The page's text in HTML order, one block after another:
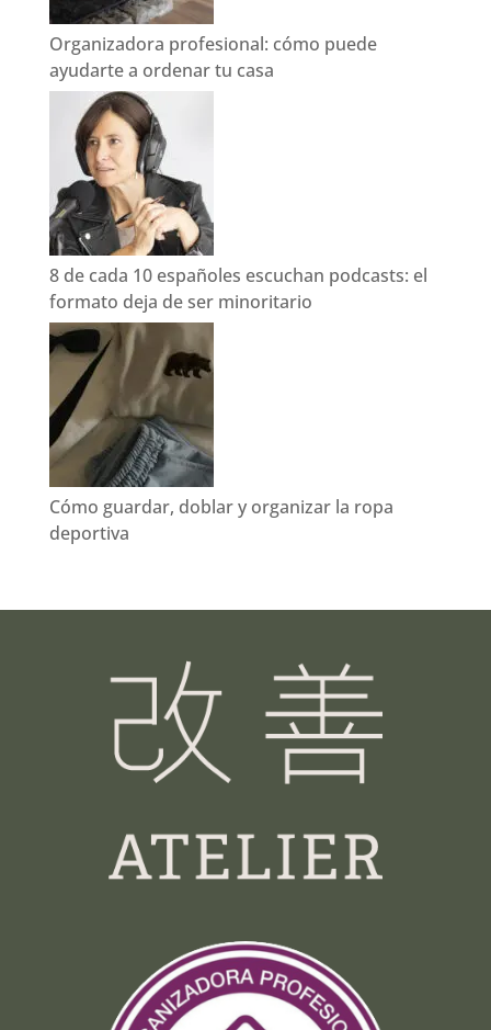
Organizadora profesional: cómo puede
ayudarte a ordenar tu casa
8 de cada 10 españoles escuchan podcasts: el
formato deja de ser minoritario
Cómo guardar, doblar y organizar la ropa
deportiva